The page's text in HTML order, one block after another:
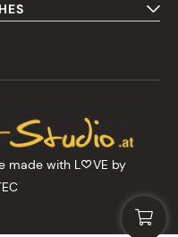
made with L
VE by